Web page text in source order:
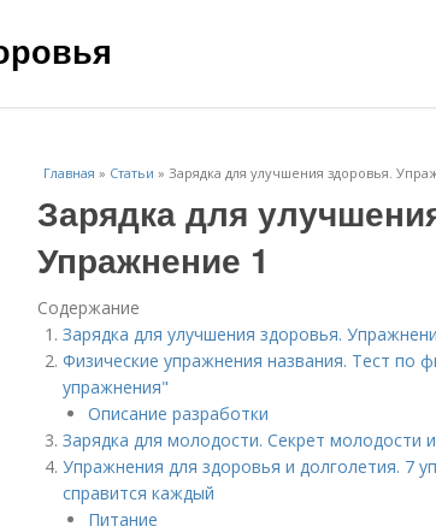
Главная » Статьи » Зарядка для улучшения здоровья.
Зарядка для
Упражнение 1
Содержание
Зарядка для улучшения здоровья.
Физические упражнения названия. Тест по
упражнения"
Описание разработки
Зарядка для молодости. Секрет молодости
Упражнения для здоровья и долголетия. 7
справится каждый
Питание